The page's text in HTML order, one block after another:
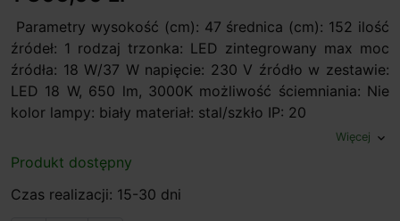
Parametry wysokość (cm): 47 średnica (cm): 152 ilość
źródeł: 1 rodzaj trzonka: LED zintegrowany max moc
źródła: 18 W/37 W napięcie: 230 V źródło w zestawie:
LED 18 W, 650 lm, 3000K możliwość ściemniania: Nie
kolor lampy: biały materiał: stal/szkło IP: 20
Więcej expand_more
Produkt dostępny
Czas realizacji: 15-30 dni